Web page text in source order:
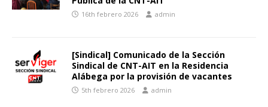
16th febrero 2026 admin
[Sindical] Comunicado de la Sección
Sindical de CNT-AIT en la Residencia
Alábega por la provisión de vacantes
5th febrero 2026 admin